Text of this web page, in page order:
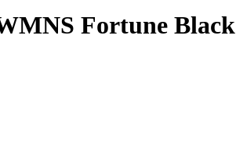
Fortune Black